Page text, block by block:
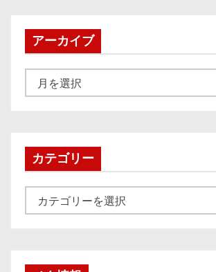
アーカイブ
ー
ブカテゴリー
テ